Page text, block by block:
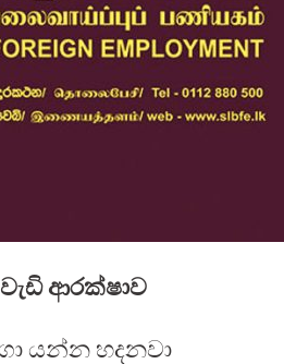
ආරක්ෂාව
යන්න හදනවා